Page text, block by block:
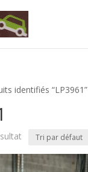
identifiés “LP3961”